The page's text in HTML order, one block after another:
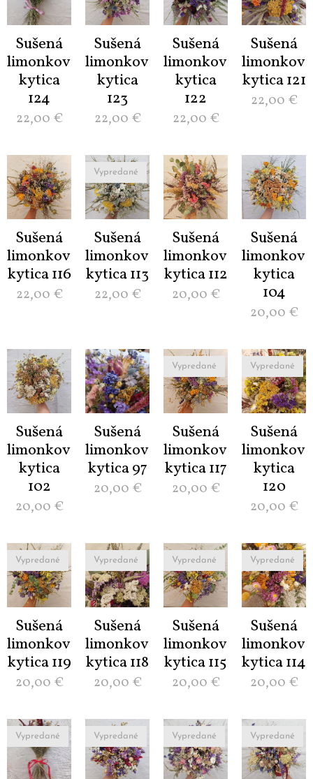
Sušená
limonková
kytica
124
22,00 €
Sušená
limonková
kytica
123
22,00 €
Sušená
limonková
kytica
122
22,00 €
Sušená
limonková
kytica 121
22,00 €
Sušená
limonková
kytica 116
22,00 €
Sušená
limonková
kytica 113
Vypredané
22,00 €
Sušená
limonková
kytica 112
20,00 €
Sušená
limonková
kytica
104
20,00 €
Sušená
limonková
kytica
102
20,00 €
Sušená
limonková
kytica 97
20,00 €
Sušená
limonková
kytica 117
Vypredané
20,00 €
Sušená
limonková
kytica
120
Vypredané
20,00 €
Sušená
limonková
kytica 119
Vypredané
20,00 €
Sušená
limonková
kytica 118
Vypredané
20,00 €
Sušená
limonková
kytica 115
Vypredané
20,00 €
Sušená
limonková
kytica 114
Vypredané
20,00 €
Vypredané Vypredané Vypredané Vypredané